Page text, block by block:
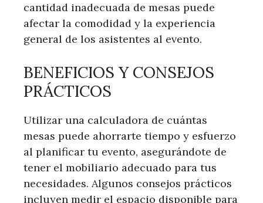
cantidad inadecuada de mesas puede
afectar la comodidad y la experiencia
general de los asistentes al evento.
BENEFICIOS Y CONSEJOS
PRÁCTICOS
Utilizar una calculadora de cuántas
mesas puede ahorrarte tiempo y esfuerzo
al planificar tu evento, asegurándote de
tener el mobiliario adecuado para tus
necesidades. Algunos consejos prácticos
incluyen medir el espacio disponible para